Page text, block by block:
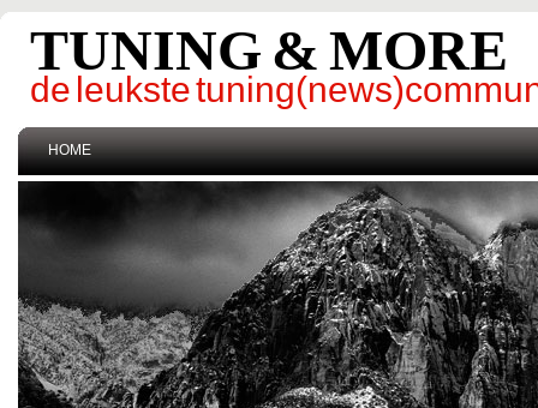
TUNING & MORE
de leukste
HOME